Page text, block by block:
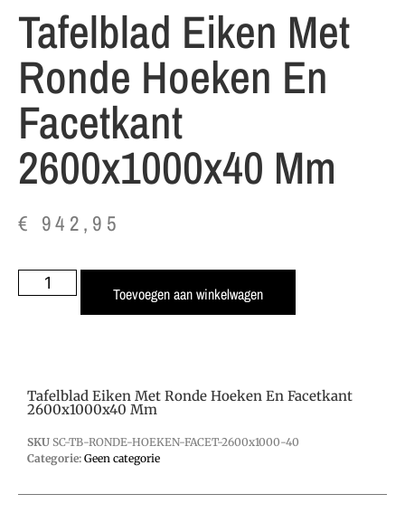
Tafelblad Eiken Met
Ronde Hoeken En
Facetkant
2600x1000x40 Mm
€ 942,95
Toevoegen aan winkelwagen
Tafelblad Eiken Met Ronde Hoeken En Facetkant
2600x1000x40 Mm
SKU SC-TB-RONDE-HOEKEN-FACET-2600x1000-40
Categorie: Geen categorie